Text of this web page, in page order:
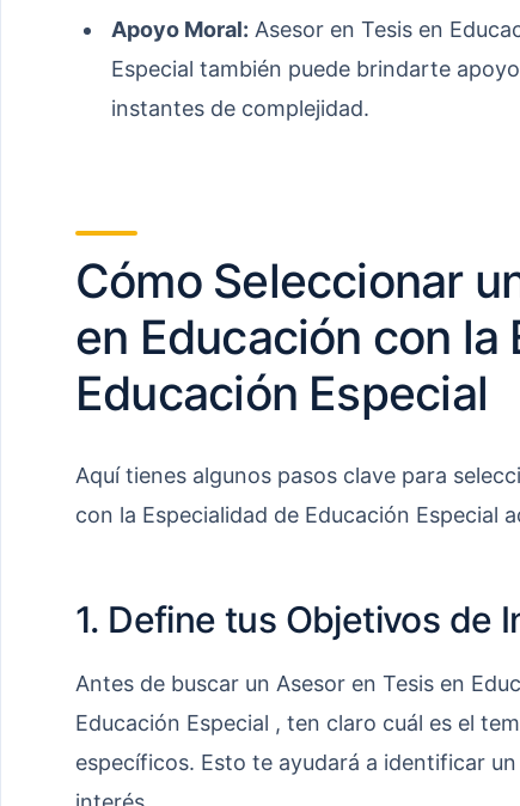
Apoyo Moral: Asesor en Tesis en
Especial también puede brindarte
instantes de complejidad.
Cómo Seleccionar
en Educación con la
Educación Especial
Aquí tienes algunos pasos clave para
con la Especialidad de Educación Especial
1. Define tus Objetivos de
Antes de buscar un Asesor en Tesis en
Educación Especial , ten claro cuál es el
específicos. Esto te ayudará a identificar